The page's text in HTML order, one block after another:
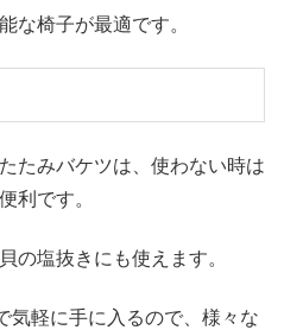
な椅子が最適です。
たみバケツは、使わない時は
利です。
の塩抜きにも使えます。
気軽に手に入るので、様々な